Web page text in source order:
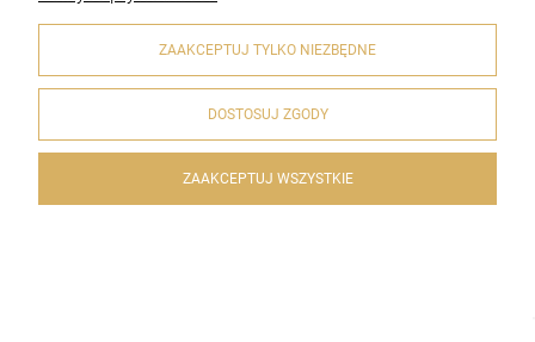
© 2020 artykulyreligijne.pl . Wszelkie prawa zastrzeżone.
Styl graficzny i aplikacje ShopGadget.pl
Sklep internetowy
ZAAKCEPTUJ TYLKO NIEZBĘDNE
DOSTOSUJ ZGODY
ZAAKCEPTUJ WSZYSTKIE